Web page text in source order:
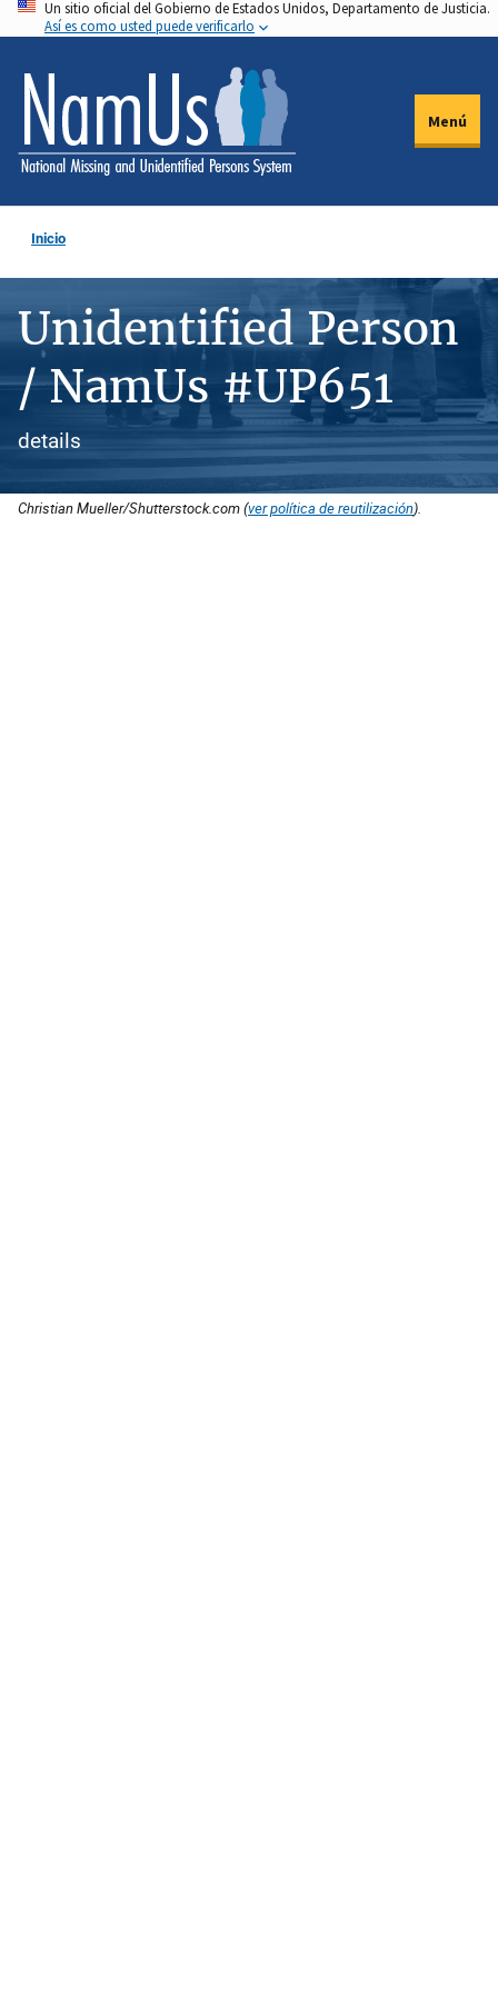
Pasar
al
contenido
principal
Un sitio oficial del Gobierno de Estados Unidos, Departamento de Justicia.
Así es como usted puede verificarlo
Menú
Inicio
Unidentified Person
/ NamUs #UP651
details
Christian Mueller/Shutterstock.com (ver política de reutilización).